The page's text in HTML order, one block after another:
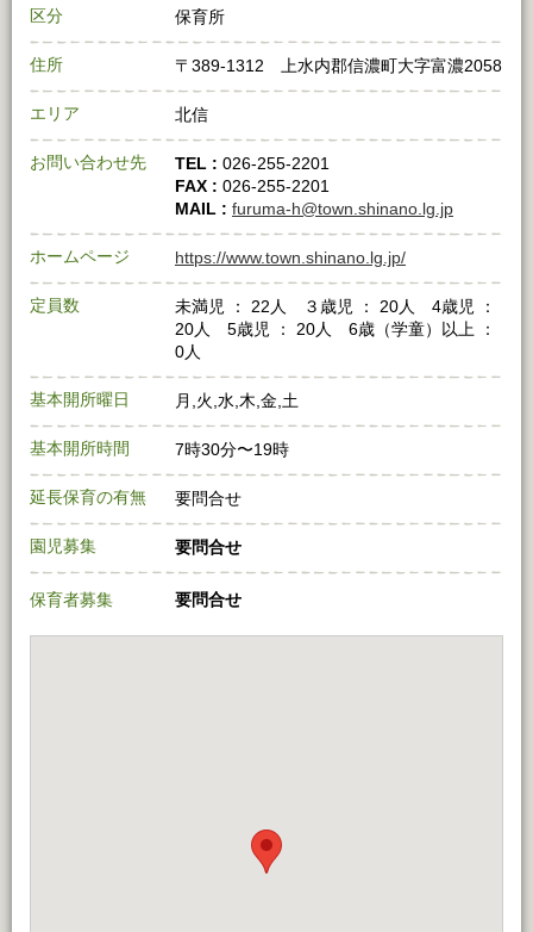
区分 保育所
住所 〒389-1312 上水内郡信濃町大字富濃2058
エリア 北信
お問い合わせ先 TEL : 026-255-2201
FAX : 026-255-2201
MAIL : furuma-h@town.shinano.lg.jp
ホームページ https://www.town.shinano.lg.jp/
定員数
未満児 ： 22人 ３歳児 ： 20人 4歳児 ：
20人 5歳児 ： 20人 6歳（学童）以上 ：
0人
基本開所曜日 月,火,水,木,金,土
基本開所時間 7時30分〜19時
延長保育の有無 要問合せ
園児募集 要問合せ
保育者募集 要問合せ